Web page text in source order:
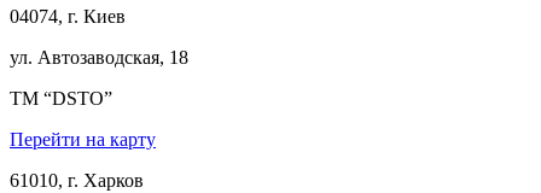
04074, г. Киев
ул. Автозаводская, 18
ТМ “DSTO”
Перейти на карту
61010, г. Харков